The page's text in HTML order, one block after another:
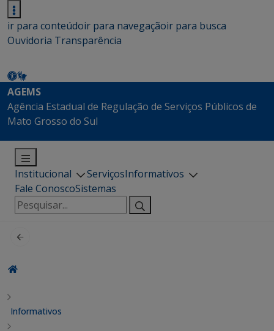
ir para conteúdoir para navegaçãoir para busca
Ouvidoria Transparência
AGEMS
Agência Estadual de Regulação de Serviços Públicos de
Mato Grosso do Sul
Institucional ServiçosInformativos
Fale ConoscoSistemas
Pesquisar
por:
Informativos